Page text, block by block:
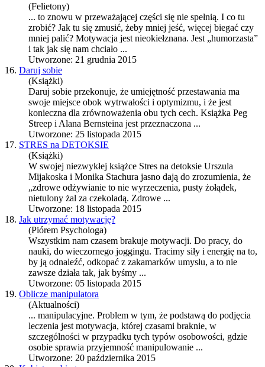
(Felietony)
... to znowu w przeważającej części się nie spełnią. I co tu
zrobić? Jak tu się zmusić, żeby mniej jeść, więcej biegać czy
mniej palić? Motywacja jest nieokiełznana. Jest „humorzasta”
i tak jak się nam chciało ...
Utworzone: 21 grudnia 2015
16. Daruj sobie
(Książki)
Daruj sobie przekonuje, że umiejętność przestawania ma
swoje miejsce obok wytrwałości i optymizmu, i że jest
konieczna dla zrównoważenia obu tych cech. Książka Peg
Streep i Alana Bernsteina jest przeznaczona ...
Utworzone: 25 listopada 2015
17. STRES na DETOKSIE
(Książki)
W swojej niezwykłej książce Stres na detoksie Urszula
Mijakoska i Monika Stachura jasno dają do zrozumienia, że
„zdrowe odżywianie to nie wyrzeczenia, pusty żołądek,
nietulony żal za czekoladą. Zdrowe ...
Utworzone: 18 listopada 2015
18. Jak utrzymać motywację?
(Piórem Psychologa)
Wszystkim nam czasem brakuje motywacji. Do pracy, do
nauki, do wieczornego joggingu. Tracimy siły i energię na to,
by ją odnaleźć, odkopać z zakamarków umysłu, a to nie
zawsze działa tak, jak byśmy ...
Utworzone: 05 listopada 2015
19. Oblicze manipulatora
(Aktualności)
... manipulacyjne. Problem w tym, że podstawą do podjęcia
leczenia jest motywacja, której czasami braknie, w
szczególności w przypadku tych typów osobowości, gdzie
osobie sprawia przyjemność manipulowanie ...
Utworzone: 20 października 2015